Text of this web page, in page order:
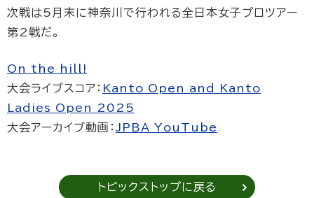
次戦は5月末に神奈川で行われる全日本女子プロツアー
第2戦だ。
On the hill!
大会ライブスコア： Kanto Open and Kanto
Ladies Open 2025
大会アーカイブ動画： JPBA YouTube
トピックストップに戻る